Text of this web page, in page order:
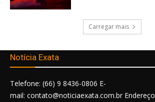
Carregar mais
Notícia Exata
Telefone: (66) 9 8436-0806 E-
mail: contato@noticiaexata.com.br